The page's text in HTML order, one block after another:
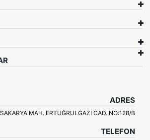
ADRES
MAH. ERTUĞRULGAZI CAD. NO:128/B
TELEFON